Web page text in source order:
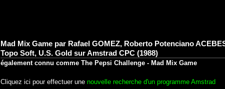
Mad Mix Game par Rafael GOMEZ, Roberto Potenciano
Topo Soft, U.S. Gold sur Amstrad CPC (1988)
également connu comme The Pepsi Challenge - Mad Mix Game
Cliquez ici pour effectuer une nouvelle recherche d'un programme Amstrad